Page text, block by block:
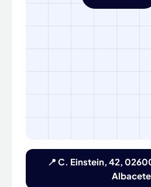
📍 C. Einstein, 42,
Albacete